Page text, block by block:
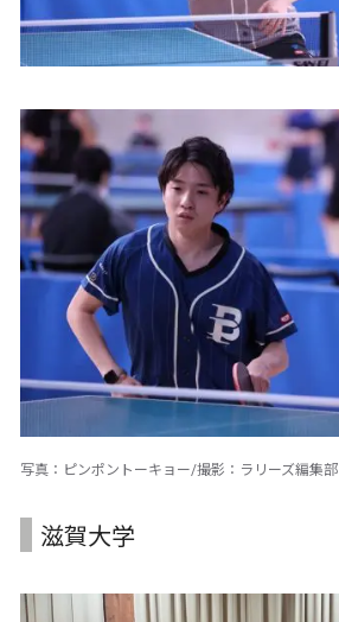
写真：ピンポントーキョー/撮影：ラリーズ編集部
滋賀大学